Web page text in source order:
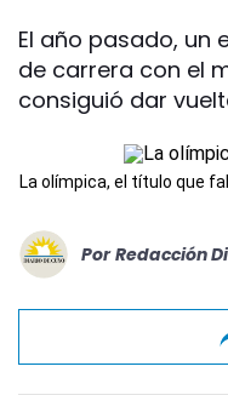
El año pasado, un
de carrera con el
consiguió dar
La olímpica, el título que
Por Redacción